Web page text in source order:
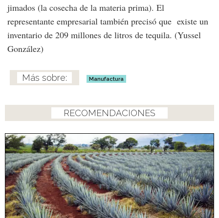
jimados (la cosecha de la materia prima). El
representante empresarial también precisó que existe un
inventario de 209 millones de litros de tequila. (Yussel
González)
Manufactura
RECOMENDACIONES